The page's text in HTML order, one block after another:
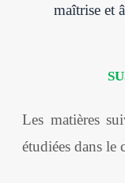
maîtrise et
Les matières
étudiées dans le